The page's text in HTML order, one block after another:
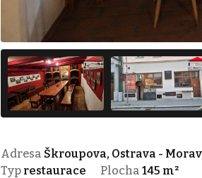
Adresa Škroupova, Ostrava -
Typ restaurace Plocha 145 m²